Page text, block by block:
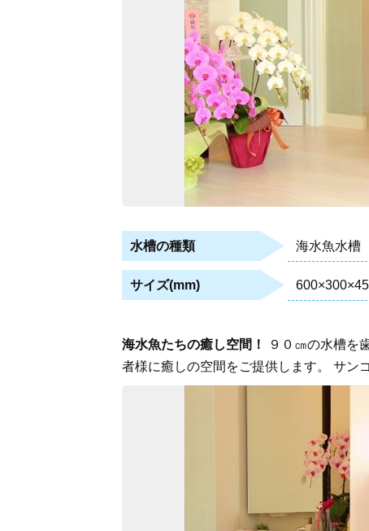
水槽の種類 海水魚水槽
サイズ(mm)
海水魚たちの癒し空間！
９０㎝の水槽を
者様に癒しの空間をご提供します。 サン